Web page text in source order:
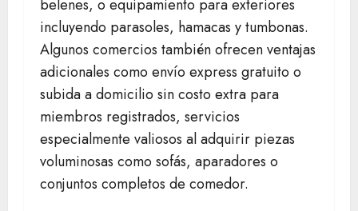
belenes, o equipamiento para exteriores
incluyendo parasoles, hamacas y tumbonas.
Algunos comercios también ofrecen ventajas
adicionales como envío express gratuito o
subida a domicilio sin costo extra para
miembros registrados, servicios
especialmente valiosos al adquirir piezas
voluminosas como sofás, aparadores o
conjuntos completos de comedor.